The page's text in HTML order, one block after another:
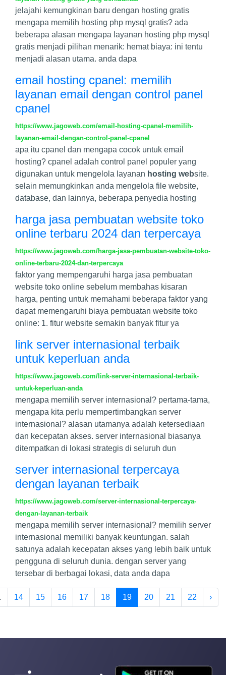
jelajahi kemungkinan baru dengan hosting gratis
mengapa memilih hosting php mysql gratis? ada
beberapa alasan mengapa layanan hosting php mysql
gratis menjadi pilihan menarik: hemat biaya: ini tentu
menjadi alasan utama. anda dapa
email hosting cpanel: memilih
layanan email dengan control panel
cpanel
https://www.jagoweb.com/email-hosting-cpanel-memilih-
layanan-email-dengan-control-panel-cpanel
apa itu cpanel dan mengapa cocok untuk email
hosting? cpanel adalah control panel populer yang
digunakan untuk mengelola layanan hosting website.
selain memungkinkan anda mengelola file website,
database, dan lainnya, beberapa penyedia hosting
harga jasa pembuatan website toko
online terbaru 2024 dan terpercaya
https://www.jagoweb.com/harga-jasa-pembuatan-website-toko-
online-terbaru-2024-dan-terpercaya
faktor yang mempengaruhi harga jasa pembuatan
website toko online sebelum membahas kisaran
harga, penting untuk memahami beberapa faktor yang
dapat memengaruhi biaya pembuatan website toko
online: 1. fitur website semakin banyak fitur ya
link server internasional terbaik
untuk keperluan anda
https://www.jagoweb.com/link-server-internasional-terbaik-
untuk-keperluan-anda
mengapa memilih server internasional? pertama-tama,
mengapa kita perlu mempertimbangkan server
internasional? alasan utamanya adalah ketersediaan
dan kecepatan akses. server internasional biasanya
ditempatkan di lokasi strategis di seluruh dun
server internasional terpercaya
dengan layanan terbaik
https://www.jagoweb.com/server-internasional-terpercaya-
dengan-layanan-terbaik
mengapa memilih server internasional? memilih server
internasional memiliki banyak keuntungan. salah
satunya adalah kecepatan akses yang lebih baik untuk
pengguna di seluruh dunia. dengan server yang
tersebar di berbagai lokasi, data anda dapa
14 15 16 17 18 19 20 21 22 ›